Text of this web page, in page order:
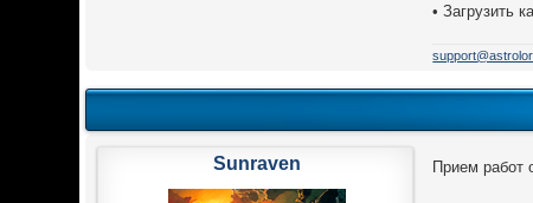
• Загрузить
Прием работ
Sunraven